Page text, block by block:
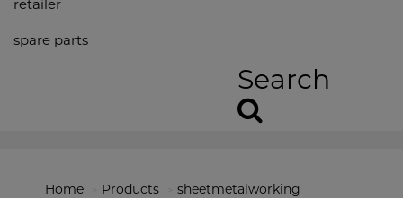
retailer
spare parts
Search
Home Products
sheetmetalworking